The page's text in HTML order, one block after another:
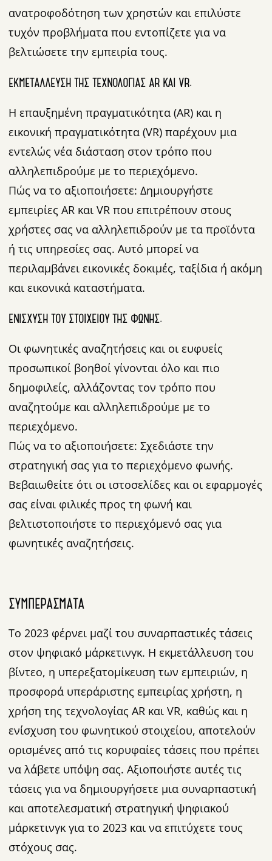
ανατροφοδότηση των χρηστών και επιλύστε
τυχόν προβλήματα που εντοπίζετε για να
βελτιώσετε την εμπειρία τους.
ΕΚΜΕΤΆΛΛΕΥΣΗ ΤΗΣ ΤΕΧΝΟΛΟΓΊΑΣ AR ΚΑΙ VR.
Η επαυξημένη πραγματικότητα (AR) και η
εικονική πραγματικότητα (VR) παρέχουν μια
εντελώς νέα διάσταση στον τρόπο που
αλληλεπιδρούμε με το περιεχόμενο.
Πώς να το αξιοποιήσετε: Δημιουργήστε
εμπειρίες AR και VR που επιτρέπουν στους
χρήστες σας να αλληλεπιδρούν με τα προϊόντα
ή τις υπηρεσίες σας. Αυτό μπορεί να
περιλαμβάνει εικονικές δοκιμές, ταξίδια ή ακόμη
και εικονικά καταστήματα.
ΕΝΊΣΧΥΣΗ ΤΟΥ ΣΤΟΙΧΕΊΟΥ ΤΗΣ ΦΩΝΉΣ.
Οι φωνητικές αναζητήσεις και οι ευφυείς
προσωπικοί βοηθοί γίνονται όλο και πιο
δημοφιλείς, αλλάζοντας τον τρόπο που
αναζητούμε και αλληλεπιδρούμε με το
περιεχόμενο.
Πώς να το αξιοποιήσετε: Σχεδιάστε την
στρατηγική σας για το περιεχόμενο φωνής.
Βεβαιωθείτε ότι οι ιστοσελίδες και οι εφαρμογές
σας είναι φιλικές προς τη φωνή και
βελτιστοποιήστε το περιεχόμενό σας για
φωνητικές αναζητήσεις.
ΣΥΜΠΕΡΆΣΜΑΤΑ
Το 2023 φέρνει μαζί του συναρπαστικές τάσεις
στον ψηφιακό μάρκετινγκ. Η εκμετάλλευση του
βίντεο, η υπερεξατομίκευση των εμπειριών, η
προσφορά υπεράριστης εμπειρίας χρήστη, η
χρήση της τεχνολογίας AR και VR, καθώς και η
ενίσχυση του φωνητικού στοιχείου, αποτελούν
ορισμένες από τις κορυφαίες τάσεις που πρέπει
να λάβετε υπόψη σας. Αξιοποιήστε αυτές τις
τάσεις για να δημιουργήσετε μια συναρπαστική
και αποτελεσματική στρατηγική ψηφιακού
μάρκετινγκ για το 2023 και να επιτύχετε τους
στόχους σας.